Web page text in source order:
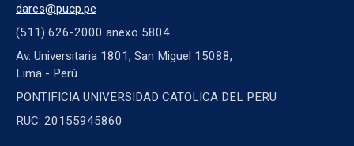
dares@pucp.pe
(511) 626-2000 anexo 5804
Av. Universitaria 1801, San Miguel 15088,
Lima - Perú
PONTIFICIA UNIVERSIDAD CATOLICA DEL PERU
RUC: 20155945860